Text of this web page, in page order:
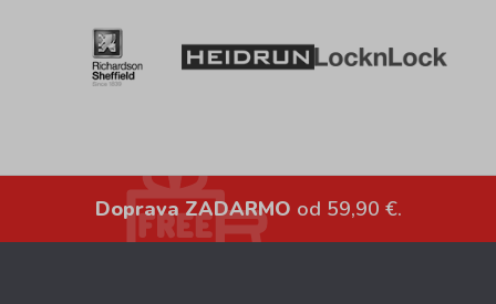
Doprava ZADARMO od 59,90 €.